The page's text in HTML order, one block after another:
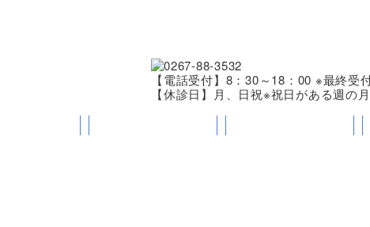
【電話受付】8：30～18：00 ※最終受
【休診日】月、日祝※祝日がある週の